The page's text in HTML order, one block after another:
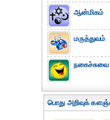
ஆன்மிகம்
மருத்துவம்
நகைச்சுவை
பொது அறிவுக்